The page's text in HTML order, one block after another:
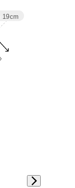
19cm